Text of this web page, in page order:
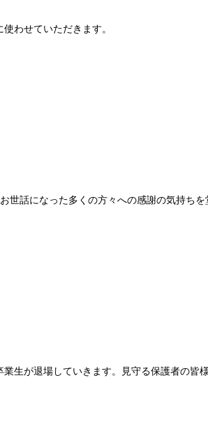
わせていただきます。
世話になった多くの方々への感謝の気持ちを
生が退場していきます。見守る保護者の皆